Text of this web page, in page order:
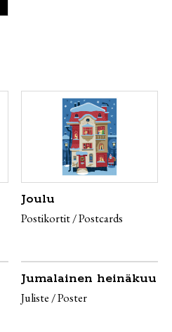
Joulu
Postikortit / Postcards
Jumalainen heinäkuu
Juliste / Poster